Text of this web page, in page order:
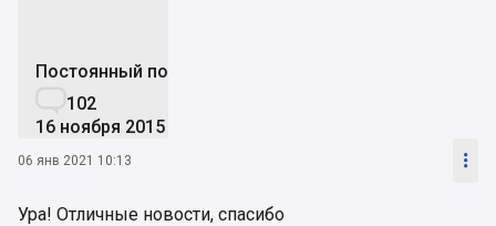
Постоянный пользователь
102
16 ноября 2015
06 янв 2021 10:13 
Ура! Отличные новости, спасибо